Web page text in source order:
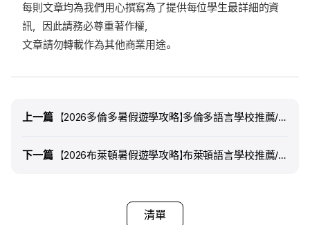
每則文章均為我們用心撰寫為了提供每位學生最詳細的資
訊，因此請務必尊重著作權，
文章請勿轉載作為其他商業用途。
上一篇 上一篇
【2026多倫多暑假遊學攻略】多倫多語言學校推薦/住宿/費用/簽證 | ed:m留遊學
下一篇 下一篇
【2026布萊頓暑假遊學攻略】布萊頓語言學校推薦/住宿/費用/簽證| ed:m留遊學
清單